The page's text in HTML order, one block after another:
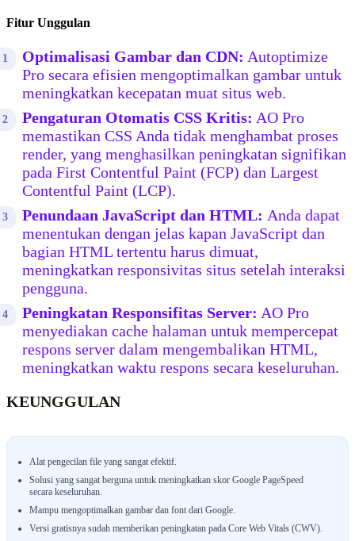
Fitur Unggulan
Optimalisasi Gambar dan CDN: Autoptimize
Pro secara efisien mengoptimalkan gambar untuk
meningkatkan kecepatan muat situs web.
Pengaturan Otomatis CSS Kritis: AO Pro
memastikan CSS Anda tidak menghambat proses
render, yang menghasilkan peningkatan signifikan
pada First Contentful Paint (FCP) dan Largest
Contentful Paint (LCP).
Penundaan JavaScript dan HTML: Anda dapat
menentukan dengan jelas kapan JavaScript dan
bagian HTML tertentu harus dimuat,
meningkatkan responsivitas situs setelah interaksi
pengguna.
Peningkatan Responsifitas Server: AO Pro
menyediakan cache halaman untuk mempercepat
respons server dalam mengembalikan HTML,
meningkatkan waktu respons secara keseluruhan.
KEUNGGULAN
Alat pengecilan file yang sangat efektif.
Solusi yang sangat berguna untuk meningkatkan skor Google PageSpeed
secara keseluruhan.
Mampu mengoptimalkan gambar dan font dari Google.
Versi gratisnya sudah memberikan peningkatan pada Core Web Vitals (CWV).